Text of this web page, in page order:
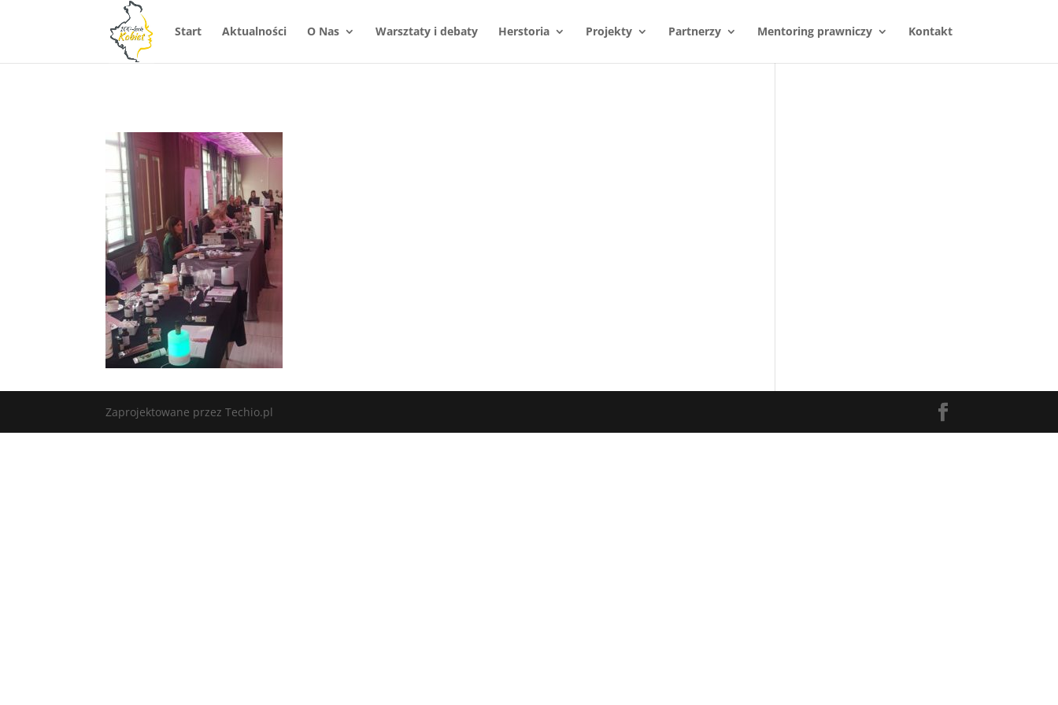
Start Aktualności O Nas Warsztaty i debaty Herstoria Projekty Partnerzy Mentoring prawniczy Kontakt
Zaprojektowane przez Techio.pl